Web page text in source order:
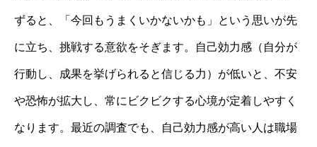
ずると、「今回もうまくいかないかも」という思いが先
に立ち、挑戦する意欲をそぎます。自己効力感（自分が
行動し、成果を挙げられると信じる力）が低いと、不安
や恐怖が拡大し、常にビクビクする心境が定着しやすく
なります。最近の調査でも、自己効力感が高い人は職場